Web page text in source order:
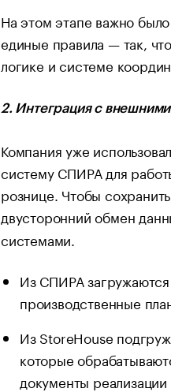
На этом этапе важно
единые правила — так,
логике и системе
2. Интеграция с
Компания уже
систему СПИРА для
рознице. Чтобы
двусторонний обмен
системами.
Из СПИРА
производственные
Из StoreHouse
которые
документы реализации